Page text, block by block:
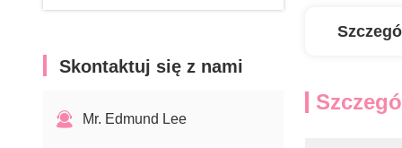
Skontaktuj się z nami
Mr. Edmund Lee